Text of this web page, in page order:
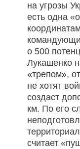
на угрозы
есть одна
о 500
Лукашенко
«трепом»,
не хотят
создаст
км. По его
считает